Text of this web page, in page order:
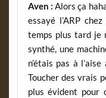
Aven : Alors ça
essayé l’ARP
temps plus tard je
synthé, une
n’étais pas à
Toucher des vrais
plus évident pour